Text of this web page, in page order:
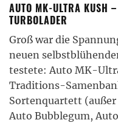
AUTO MK-ULTRA KUSH
TURBOLADER
Groß war die
neuen
testete: Auto MK-
Traditions-
Sortenquartett
Auto Bubblegum,